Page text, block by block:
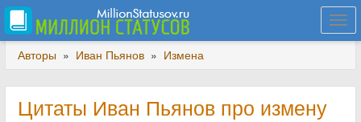
Авторы » Иван Пьянов » Измена
Цитаты Иван Пьянов про измену